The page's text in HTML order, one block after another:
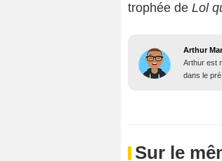
trophée de Lol
Arthur
Arthur est
dans le
Sur le